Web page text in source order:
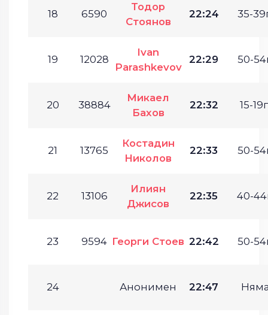
18 6590
Тодор
Стоянов
22:24 35-
19 12028
Ivan
Parashkevov
22:29 50-
20 38884
Микаел
Бахов
22:32 15-
21 13765
Костадин
Николов
22:33 50-
22 13106
Илиян
Джисов
22:35 40-
23 9594 Георги Стоев 22:42 50-
24 Анонимен 22:47